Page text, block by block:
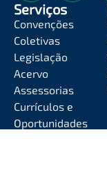
Serviços
Convenções
Coletivas
Legislação
Acervo
Assessorias
Currículos e
Oportunidades